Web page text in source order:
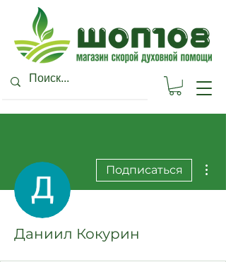
Подписаться
Даниил Кокурин